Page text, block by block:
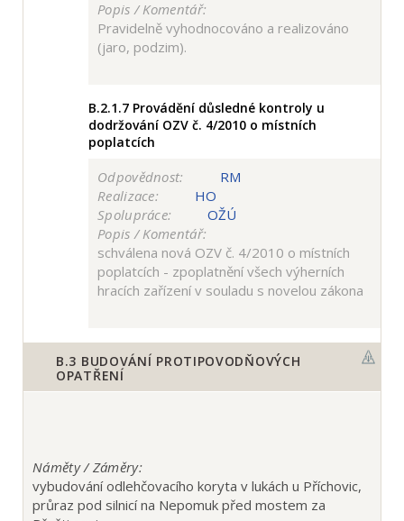
Popis / Komentář:
Pravidelně vyhodnocováno a realizováno
(jaro, podzim).
B.2.1.7 Provádění důsledné kontroly u
dodržování OZV č. 4/2010 o místních
poplatcích
Odpovědnost:
RM
Realizace:
HO
Spolupráce:
OŽÚ
Popis / Komentář:
schválena nová OZV č. 4/2010 o místních
poplatcích - zpoplatnění všech výherních
hracích zařízení v souladu s novelou zákona
B.3 BUDOVÁNÍ PROTIPOVODŇOVÝCH
OPATŘENÍ
Náměty / Záměry:
vybudování odlehčovacího koryta v lukách u Příchovic,
průraz pod silnicí na Nepomuk před mostem za